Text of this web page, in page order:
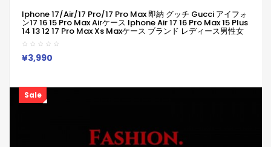
Iphone 17/air/17 Pro/17 Pro Max 即納 グッチ Gucci アイフォ
ン17 16 15 Pro Max Airケース Iphone Air 17 16 Pro Max 15 Plus
14 13 12 17 Pro Max Xs Maxケース ブランド レディース男性女
性 人気かわいいビジネスマン用高級 グッチ Gucci アイフォン17
15 16 Proカバー
¥3,990
Sale